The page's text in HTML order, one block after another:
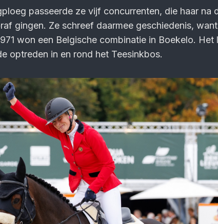
passeerde ze vijf concurrenten, die haar na
gingen. Ze schreef daarmee geschiedenis,
won een Belgische combinatie in Boekelo. Het
optreden in en rond het Teesinkbos.